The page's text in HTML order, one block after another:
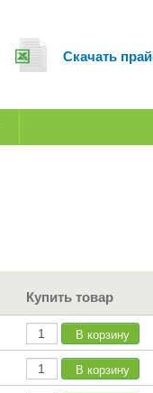
Cкачать
Купить товар
В корзину
В корзину